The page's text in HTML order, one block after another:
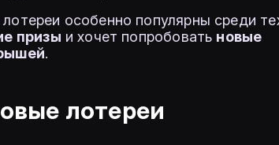
особенно популярны среди
призы и хочет попробовать новые
.
лотереи